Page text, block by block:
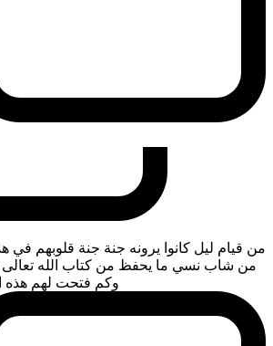
من قيام ليل كانوا يرونه جنة جنة قلوبهم في
من شاب نسي ما يحفظ من كتاب الله تعالى
وكم فتحت لهم هذه